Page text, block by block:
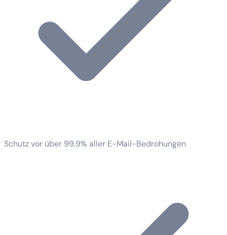
Schutz vor über 99,9% aller E-Mail-Bedrohungen